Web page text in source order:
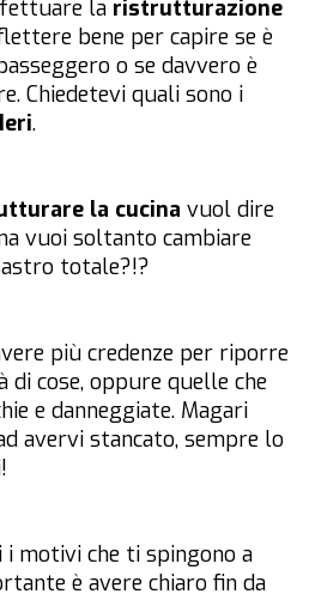
la ristrutturazione
bene per capire se è
o se davvero è
Chiedetevi quali sono i
.
la cucina vuol dire
vuoi soltanto cambiare
totale?!?
più credenze per riporre
cose, oppure quelle che
e danneggiate. Magari
avervi stancato, sempre lo
i motivi che ti spingono a
è avere chiaro fin da